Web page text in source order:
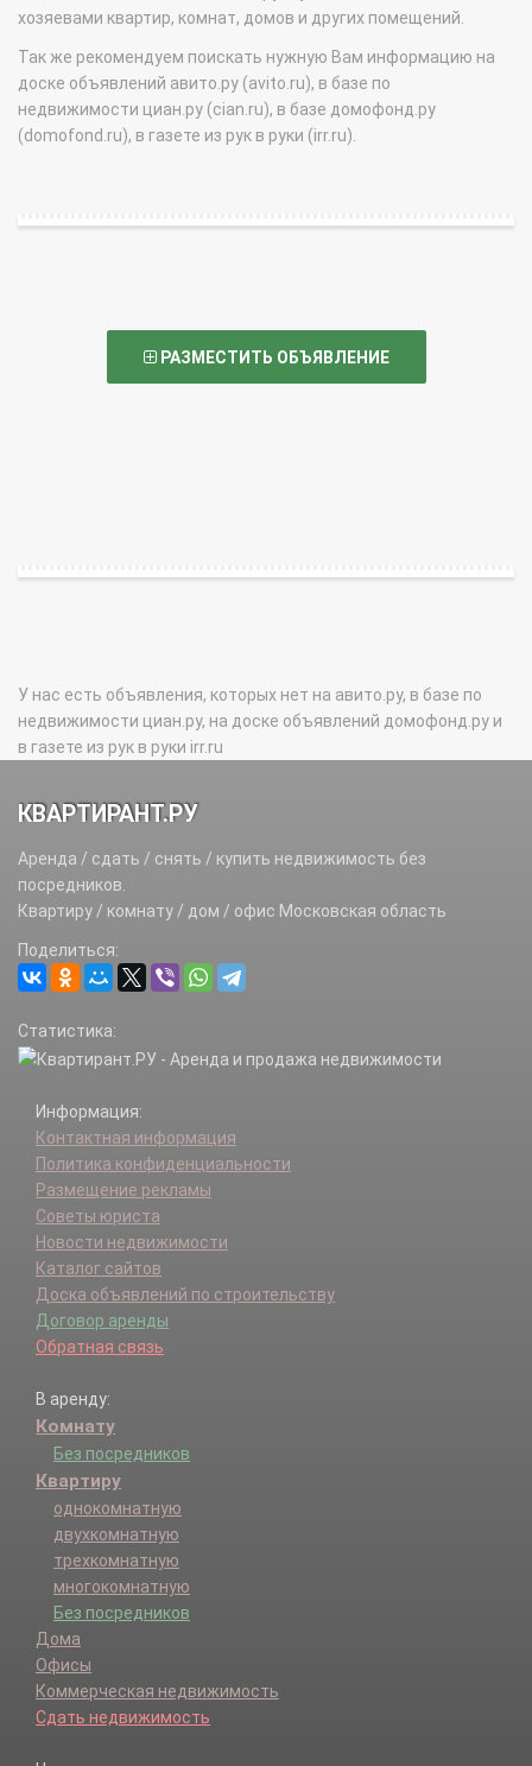
хозяевами квартир, комнат, домов и других помещений.
Так же рекомендуем поискать нужную Вам информацию на
доске объявлений авито.ру (avito.ru), в базе по
недвижимости циан.ру (cian.ru), в базе домофонд.ру
(domofond.ru), в газете из рук в руки (irr.ru).
РАЗМЕСТИТЬ ОБЪЯВЛЕНИЕ
У нас есть объявления, которых нет на авито.ру, в базе по
недвижимости циан.ру, на доске объявлений домофонд.ру и
в газете из рук в руки irr.ru
КВАРТИРАНТ.РУ
Аренда / сдать / снять / купить недвижимость без
посредников.
Квартиру / комнату / дом / офис Московская область
Поделиться:
Статистика:
Информация:
Контактная информация
Политика конфиденциальности
Размещение рекламы
Советы юриста
Новости недвижимости
Каталог сайтов
Доска объявлений по строительству
Договор аренды
Обратная связь
В аренду:
Комнату
Без посредников
Квартиру
однокомнатную
двухкомнатную
трехкомнатную
многокомнатную
Без посредников
Дома
Офисы
Коммерческая недвижимость
Сдать недвижимость